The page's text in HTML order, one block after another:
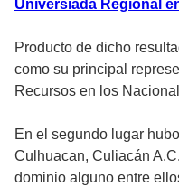
Universiada Regional
Producto de dicho
como su principal
Recursos en los
En el segundo lugar
Culhuacan, Culiacán
dominio alguno entre